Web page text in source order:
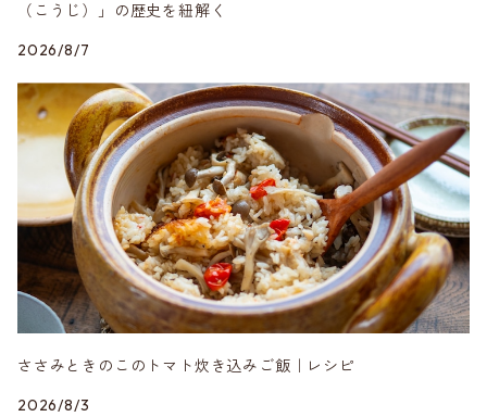
（こうじ）」の歴史を紐解く
2026/8/7
ささみときのこのトマト炊き込みご飯｜レシピ
2026/8/3